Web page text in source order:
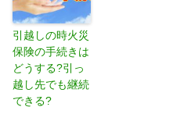
引越しの時火災
保険の手続きは
どうする?引っ
越し先でも継続
できる?